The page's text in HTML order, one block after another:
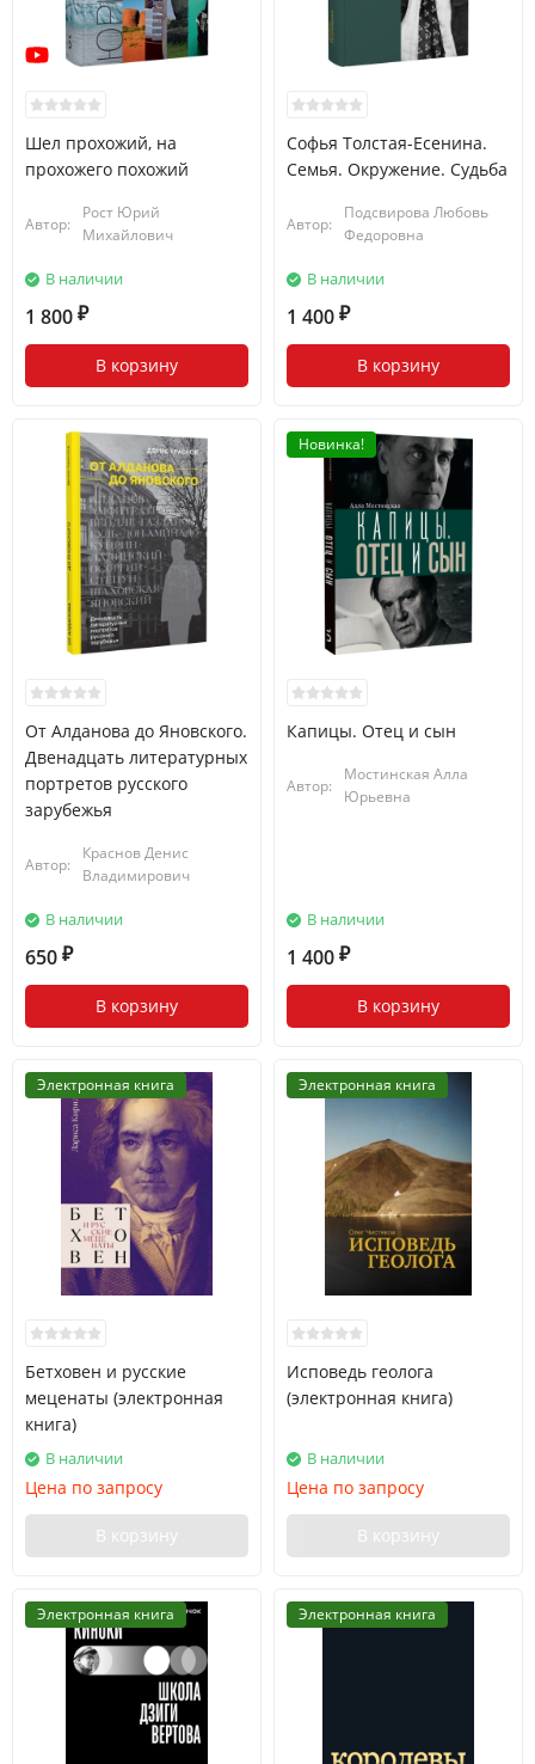
Шел прохожий, на
прохожего похожий
Автор:
Рост Юрий
Михайлович
В наличии
1 800 ₽
В корзину
Софья Толстая-Есенина.
Семья. Окружение. Судьба
Автор:
Подсвирова Любовь
Федоровна
В наличии
1 400 ₽
В корзину
От Алданова до Яновского.
Двенадцать литературных
портретов русского
зарубежья
Автор:
Краснов Денис
Владимирович
В наличии
650 ₽
В корзину
Новинка!
Капицы. Отец и сын
Автор:
Мостинская Алла
Юрьевна
В наличии
1 400 ₽
В корзину
Электронная книга
Бетховен и русские
меценаты (электронная
книга)
В наличии
Цена по запросу
В корзину
Электронная книга
Исповедь геолога
(электронная книга)
В наличии
Цена по запросу
В корзину
Электронная книга Электронная книга